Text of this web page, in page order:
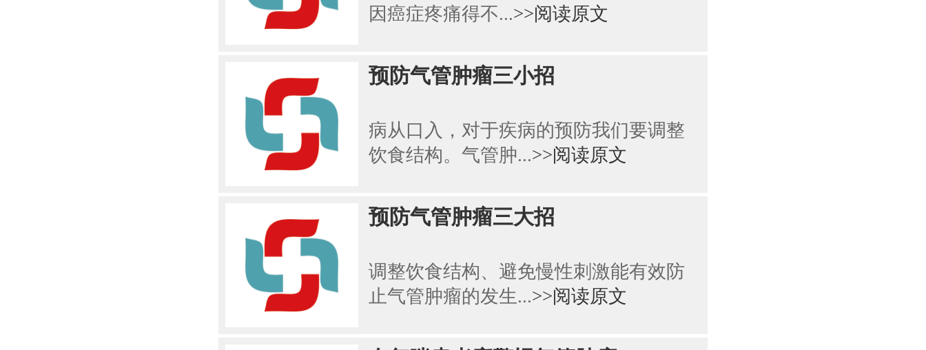
因癌症疼痛得不...>>阅读原文
预防气管肿瘤三小招
病从口入，对于疾病的预防我们要调整
饮食结构。气管肿...>>阅读原文
预防气管肿瘤三大招
调整饮食结构、避免慢性刺激能有效防
止气管肿瘤的发生...>>阅读原文